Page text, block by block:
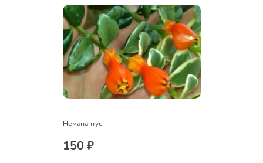
Неманантус
150 ₽